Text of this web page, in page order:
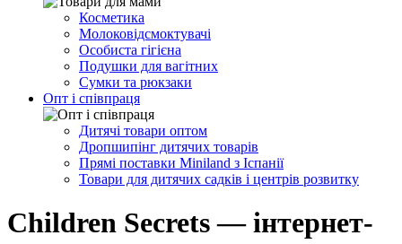
Косметика
Молоковідсмоктувачі
Особиста гігієна
Подушки для вагітних
Сумки та рюкзаки
Опт і співпраця
Дитячі товари оптом
Дропшипінг дитячих товарів
Прямі поставки Miniland з Іспанії
Товари для дитячих садків і центрів розвитку
Children Secrets — інтернет-